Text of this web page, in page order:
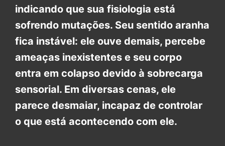
indicando que sua fisiologia está
sofrendo mutações. Seu sentido aranha
fica instável: ele ouve demais, percebe
ameaças inexistentes e seu corpo
entra em colapso devido à sobrecarga
sensorial. Em diversas cenas, ele
parece desmaiar, incapaz de controlar
o que está acontecendo com ele.